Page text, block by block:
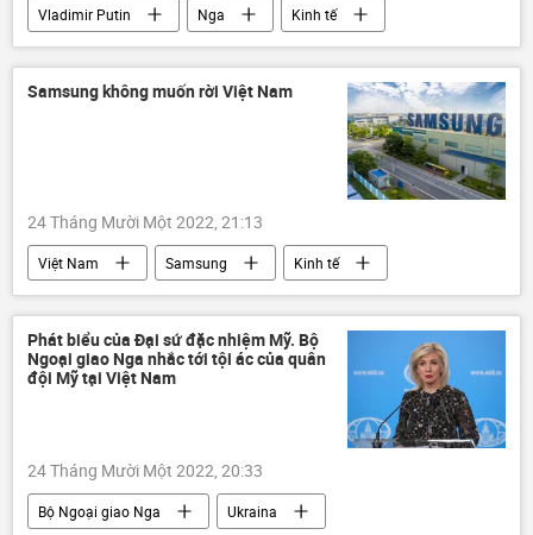
Vladimir Putin Nga
Kinh tế
Thế giới
công nghệ
Samsung không muốn rời Việt Nam
24 Tháng Mười Một 2022, 21:13
Việt Nam Samsung
Kinh tế
Kinh doanh
Phát biểu của Đại sứ đặc nhiệm Mỹ. Bộ
Ngoại giao Nga nhắc tới tội ác của quân
đội Mỹ tại Việt Nam
24 Tháng Mười Một 2022, 20:33
Bộ Ngoại giao Nga
Ukraina